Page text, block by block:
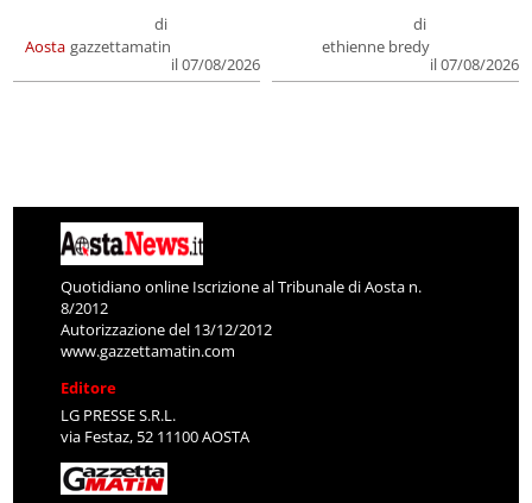
Aosta
di
gazzettamatin
il 07/08/2026
di
ethienne bredy
il 07/08/2026
Quotidiano online Iscrizione al Tribunale di Aosta n.
8/2012
Autorizzazione del 13/12/2012
www.gazzettamatin.com
Editore
LG PRESSE S.R.L.
via Festaz, 52 11100 AOSTA